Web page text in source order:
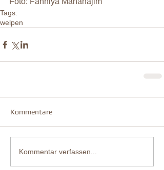
Tags:
welpen
Kommentare
Kommentar verfassen...